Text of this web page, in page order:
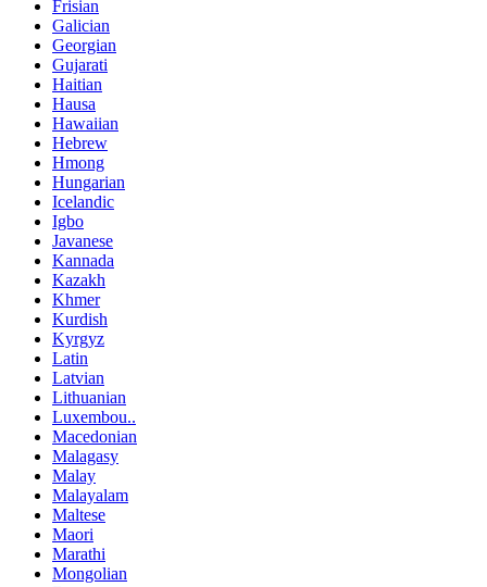
Frisian
Galician
Georgian
Gujarati
Haitian
Hausa
Hawaiian
Hebrew
Hmong
Hungarian
Icelandic
Igbo
Javanese
Kannada
Kazakh
Khmer
Kurdish
Kyrgyz
Latin
Latvian
Lithuanian
Luxembou..
Macedonian
Malagasy
Malay
Malayalam
Maltese
Maori
Marathi
Mongolian